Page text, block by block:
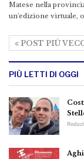
Matese nella
un'edizione virtuale,
POST PIÙ
PIÙ LETTI DI OGGI